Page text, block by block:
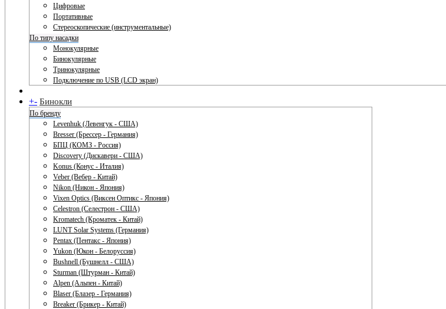
Цифровые
Портативные
Стереоскопические (инструментальные)
По типу насадки
Монокулярные
Бинокулярные
Тринокулярные
Подключение по USB (LCD экран)
+- Бинокли
По бренду
Levenhuk (Левенгук - США)
Bresser (Брессер - Германия)
БПЦ (КОМЗ - Россия)
Discovery (Дискавери - США)
Konus (Конус - Италия)
Veber (Вебер - Китай)
Nikon (Никон - Япония)
Vixen Optics (Виксен Оптикс - Япония)
Celestron (Селестрон - США)
Kromatech (Кроматек - Китай)
LUNT Solar Systems (Германия)
Pentax (Пентакс - Япония)
Yukon (Юкон - Белоруссия)
Bushnell (Бушнелл - США)
Sturman (Штурман - Китай)
Alpen (Альпен - Китай)
Blaser (Блазер - Германия)
Breaker (Брикер - Китай)